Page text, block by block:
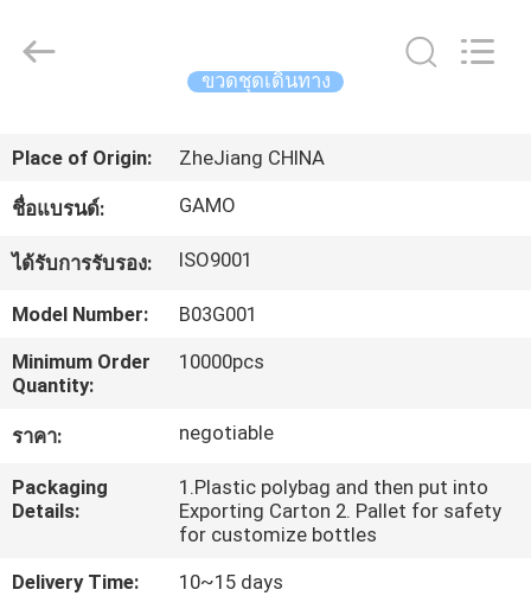
สินค้า
เกี่ยว
กับ
เรา
ทัวร์
โรงงาน
YUHUAN
ขวดชุดเดินทาง
Place of Origin: ZheJiang CHINA
ชื่อแบรนด์: GAMO
ได้รับการรับรอง: ISO9001
Model Number:
B03G001
Minimum Order
Quantity:
10000pcs
ราคา: negotiable
Packaging
Details:
1.Plastic polybag and then put into
Exporting Carton 2. Pallet for safety
for customize bottles
Delivery Time:
10~15 days